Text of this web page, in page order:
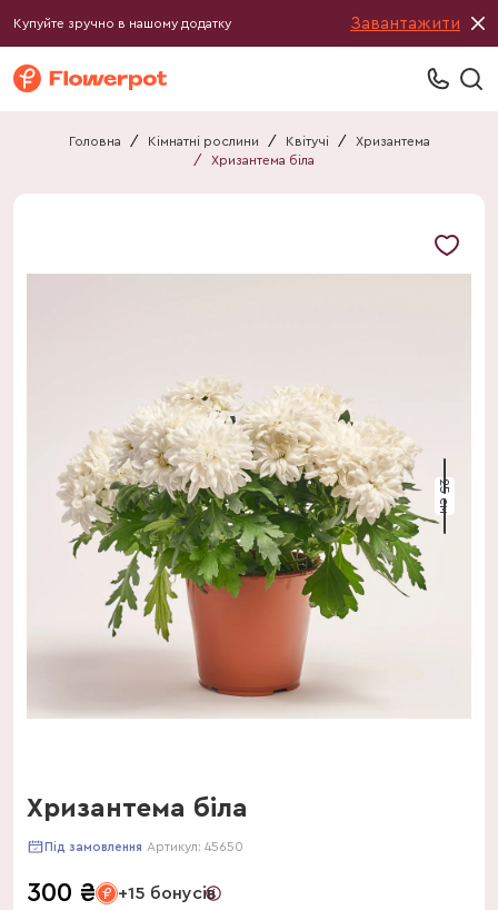
Купуйте зручно в нашому додатку Завантажити
Головна / Кімнатні рослини / Квітучі /
Хризантема
/
Хризантема біла
25 см
Хризантема біла
Під замовлення Артикул: 45650
300 ₴ +15 бонусів